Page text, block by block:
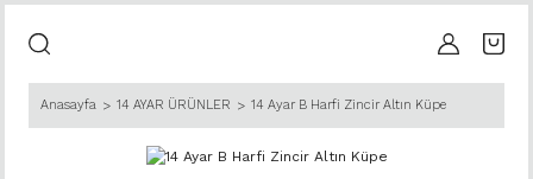
Anasayfa 14 AYAR ÜRÜNLER 14 Ayar B Harfi Zincir Altın Küpe